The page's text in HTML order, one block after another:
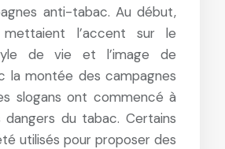
anti-tabac. Au début,
l’accent sur le
de vie et l’image de
la montée des campagnes
slogans ont commencé à
dangers du tabac. Certains
utilisés pour proposer des